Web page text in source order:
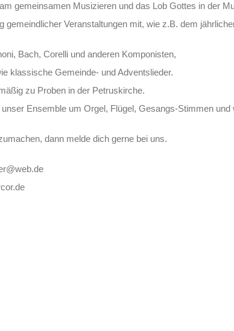
gemeinsamen Musizieren und das Lob Gottes in der
gemeindlicher Veranstaltungen mit, wie z.B. dem
Bach, Corelli und anderen Komponisten,
klassische Gemeinde- und Adventslieder.
zu Proben in der Petruskirche.
Ensemble um Orgel, Flügel, Gesangs-Stimmen und
dann melde dich gerne bei uns.
web.de